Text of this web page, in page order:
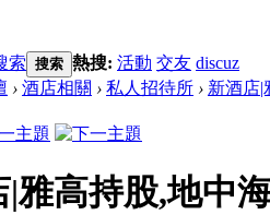
索 搜索 熱搜: 活動 交友 discuz
› 酒店相關 › 私人招待所 › 新酒店|
|雅高持股,地中